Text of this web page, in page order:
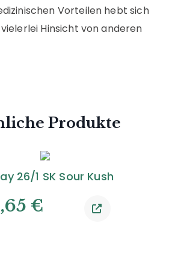
Vorteilen hebt sich
Hinsicht von anderen
Produkte
26/1 SK Sour Kush
€